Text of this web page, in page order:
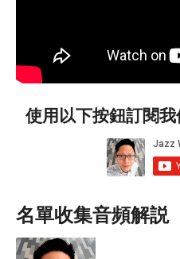
使用以下按鈕訂閱
名單收集音頻解説